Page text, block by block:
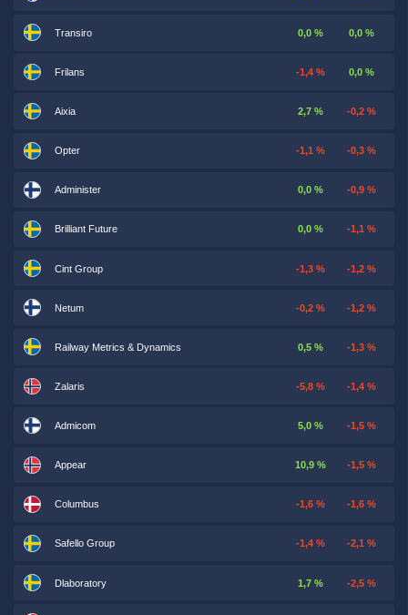
Transiro 0,0 % 0,0 %
Frilans -1,4 % 0,0 %
Aixia 2,7 % -0,2 %
Opter -1,1 % -0,3 %
Administer 0,0 % -0,9 %
Brilliant Future 0,0 % -1,1 %
Cint Group -1,3 % -1,2 %
Netum -0,2 % -1,2 %
Railway Metrics & Dynamics 0,5 % -1,3 %
Zalaris -5,8 % -1,4 %
Admicom 5,0 % -1,5 %
Appear 10,9 % -1,5 %
Columbus -1,6 % -1,6 %
Safello Group -1,4 % -2,1 %
Dlaboratory 1,7 % -2,5 %